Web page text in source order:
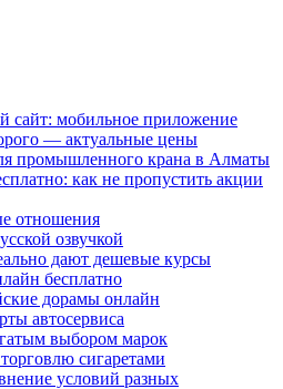
сайт: мобильное приложение
— актуальные цены
промышленного крана в Алматы
как не пропустить акции
отношения
озвучкой
дают дешевые курсы
бесплатно
дорамы онлайн
автосервиса
выбором марок
сигаретами
условий разных